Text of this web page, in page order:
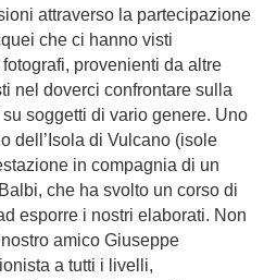
attraverso la partecipazione
che ci hanno visti
provenienti da altre
nel doverci confrontare sulla
soggetti di vario genere. Uno
dell’Isola di Vulcano (isole
in compagnia di un
che ha svolto un corso di
esporre i nostri elaborati. Non
amico Giuseppe
a tutti i livelli,